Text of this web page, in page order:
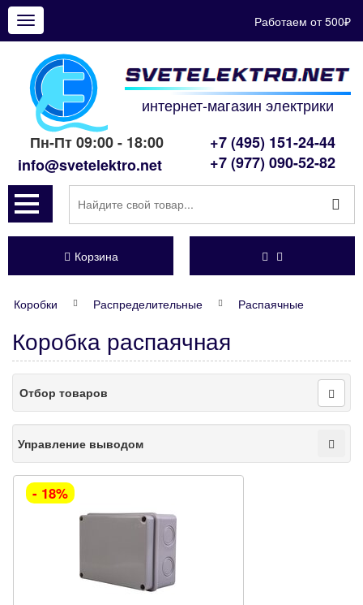
Показать
меню
Работаем от 500₽
интернет-магазин электрики
Пн-Пт 09:00 - 18:00
info@svetelektro.net
+7 (495) 151-24-44
+7 (977) 090-52-82
Корзина
Коробки Распределительные Распаячные
Коробка распаячная
Отбор товаров
Управление выводом
- 18%